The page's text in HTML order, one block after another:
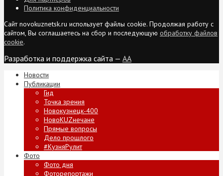
Политика конфиденциальности
Сайт novokuznetsk.ru использует файлы cookie. Продолжая работу с
сайтом, Вы соглашаетесь на сбор и последующую обработку файлов
cookie.
Разработка и поддержка сайта — AA
Новости
Публикации
Гид
Точка зрения
Новокузнецк-400
НовоKUZнечане
Прямые вопросы
Дело прошлого
#КузняРулит
Фото
Фото дня
Фоторепортажи